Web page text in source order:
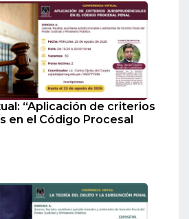
“Aplicación de criterios
en el Código Procesal